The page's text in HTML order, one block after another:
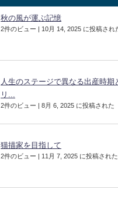
秋の風が運ぶ記憶
2件のビュー 10月 14, 2025 に投稿され
人生のステージで異なる出産時期
リ...
2件のビュー 8月 6, 2025 に投稿された
猫描家を目指して
2件のビュー 11月 7, 2025 に投稿された